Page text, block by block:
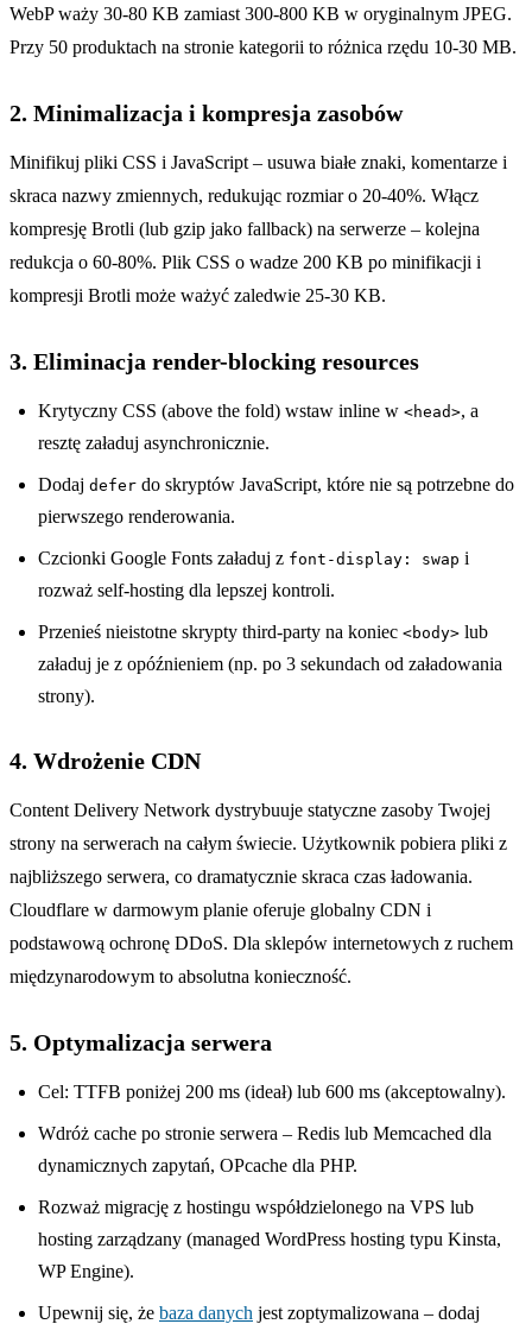
WebP waży 30-80 KB zamiast 300-800 KB w oryginalnym JPEG.
Przy 50 produktach na stronie kategorii to różnica rzędu 10-30 MB.
2. Minimalizacja i kompresja zasobów
Minifikuj pliki CSS i JavaScript – usuwa białe znaki, komentarze i
skraca nazwy zmiennych, redukując rozmiar o 20-40%. Włącz
kompresję Brotli (lub gzip jako fallback) na serwerze – kolejna
redukcja o 60-80%. Plik CSS o wadze 200 KB po minifikacji i
kompresji Brotli może ważyć zaledwie 25-30 KB.
3. Eliminacja render-blocking resources
Krytyczny CSS (above the fold) wstaw inline w <head>, a
resztę załaduj asynchronicznie.
Dodaj defer do skryptów JavaScript, które nie są potrzebne do
pierwszego renderowania.
Czcionki Google Fonts załaduj z font-display: swap i
rozważ self-hosting dla lepszej kontroli.
Przenieś nieistotne skrypty third-party na koniec <body> lub
załaduj je z opóźnieniem (np. po 3 sekundach od załadowania
strony).
4. Wdrożenie CDN
Content Delivery Network dystrybuuje statyczne zasoby Twojej
strony na serwerach na całym świecie. Użytkownik pobiera pliki z
najbliższego serwera, co dramatycznie skraca czas ładowania.
Cloudflare w darmowym planie oferuje globalny CDN i
podstawową ochronę DDoS. Dla sklepów internetowych z ruchem
międzynarodowym to absolutna konieczność.
5. Optymalizacja serwera
Cel: TTFB poniżej 200 ms (ideał) lub 600 ms (akceptowalny).
Wdróż cache po stronie serwera – Redis lub Memcached dla
dynamicznych zapytań, OPcache dla PHP.
Rozważ migrację z hostingu współdzielonego na VPS lub
hosting zarządzany (managed WordPress hosting typu Kinsta,
WP Engine).
Upewnij się, że baza danych jest zoptymalizowana – dodaj